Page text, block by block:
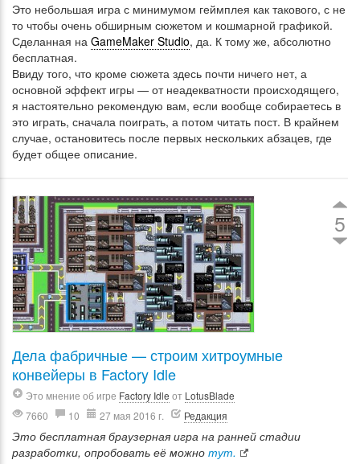
Это небольшая игра с минимумом геймплея как такового, с не
то чтобы очень обширным сюжетом и кошмарной графикой.
Сделанная на GameMaker Studio, да. К тому же, абсолютно
бесплатная.
Ввиду того, что кроме сюжета здесь почти ничего нет, а
основной эффект игры — от неадекватности происходящего,
я настоятельно рекомендую вам, если вообще собираетесь в
это играть, сначала поиграть, а потом читать пост. В крайнем
случае, остановитесь после первых нескольких абзацев, где
будет общее описание.
5
Дела фабричные — строим хитроумные
конвейеры в Factory Idle
Это мнение об игре Factory Idle от LotusBlade
7660
10 27 мая 2016 г. Редакция
Это бесплатная браузерная игра на ранней стадии
разработки, опробовать её можно тут.